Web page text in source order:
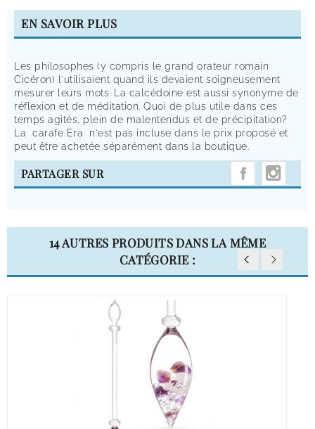
EN SAVOIR PLUS
Les philosophes (y compris le grand orateur romain
Cicéron) l'utilisaient quand ils devaient soigneusement
mesurer leurs mots. La calcédoine est aussi synonyme de
réflexion et de méditation. Quoi de plus utile dans ces
temps agités, plein de malentendus et de précipitation?
La carafe Era n'est pas incluse dans le prix proposé et
peut être achetée séparément dans la boutique.
PARTAGER SUR
14 AUTRES PRODUITS DANS LA MÊME
CATÉGORIE :